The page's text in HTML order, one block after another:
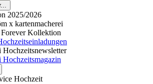
2025/2026
x kartenmacherei
Kollektion
Hochzeitsnewsletter
Hochzeitsmagazin
Hochzeit